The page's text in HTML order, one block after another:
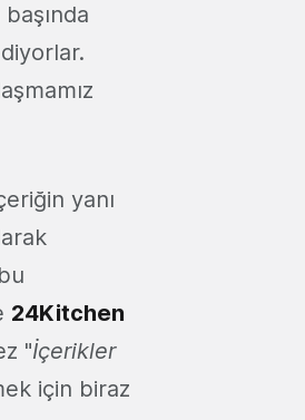
yanı
24Kitchen
"İçerikler
için biraz